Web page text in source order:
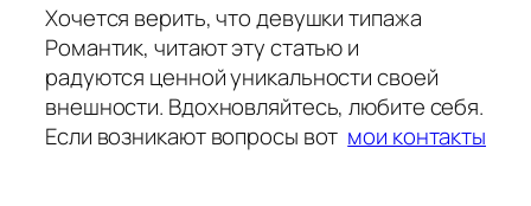
Хочется верить, что девушки типажа
Романтик, читают эту статью и
радуются ценной уникальности своей
внешности. Вдохновляйтесь, любите себя.
Если возникают вопросы вот мои контакты